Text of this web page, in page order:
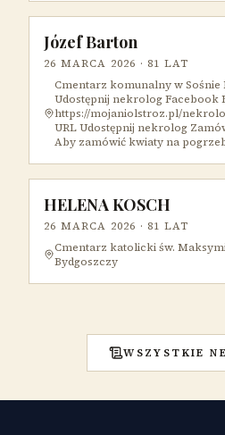
Józef Barton
26 MARCA 2026 · 81 LAT
Cmentarz komunalny w Sośnie
Udostępnij nekrolog Facebook
https://mojaniolstroz.pl/
URL Udostępnij nekrolog
Aby zamówić kwiaty na
HELENA KOSCH
26 MARCA 2026 · 81 LAT
Cmentarz katolicki św.
Bydgoszczy
WSZYSTKIE